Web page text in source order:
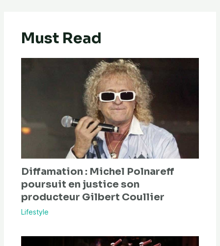
Must Read
Diffamation : Michel Polnareff
poursuit en justice son
producteur Gilbert Coullier
Lifestyle